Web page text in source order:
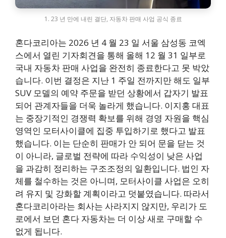
1. 23 년 만에 내린 결단, 자동차 판매 사업 공식 종료
혼다코리아는 2026 년 4 월 23 일 서울 삼성동 코엑
스에서 열린 기자회견을 통해 올해 12 월 31 일부로
국내 자동차 판매 사업을 완전히 종료한다고 못 박았
습니다. 이번 결정은 지난 1 주일 전까지만 해도 일부
SUV 모델의 예약 주문을 받던 상황에서 갑자기 발표
되어 관계자들을 더욱 놀라게 했습니다. 이지홍 대표
는 중장기적인 경쟁력 확보를 위해 경영 자원을 핵심
영역인 모터사이클에 집중 투입하기로 했다고 발표
했습니다. 이는 단순히 판매가 안 되어 문을 닫는 것
이 아니라, 글로벌 전략에 따라 수익성이 낮은 사업
을 과감히 정리하는 구조조정의 일환입니다. 법인 자
체를 철수하는 것은 아니며, 모터사이클 사업은 오히
려 유지 및 강화할 계획이라고 덧붙였습니다. 따라서
혼다코리아라는 회사는 사라지지 않지만, 우리가 도
로에서 보던 혼다 자동차는 더 이상 새로 구매할 수
없게 됩니다.